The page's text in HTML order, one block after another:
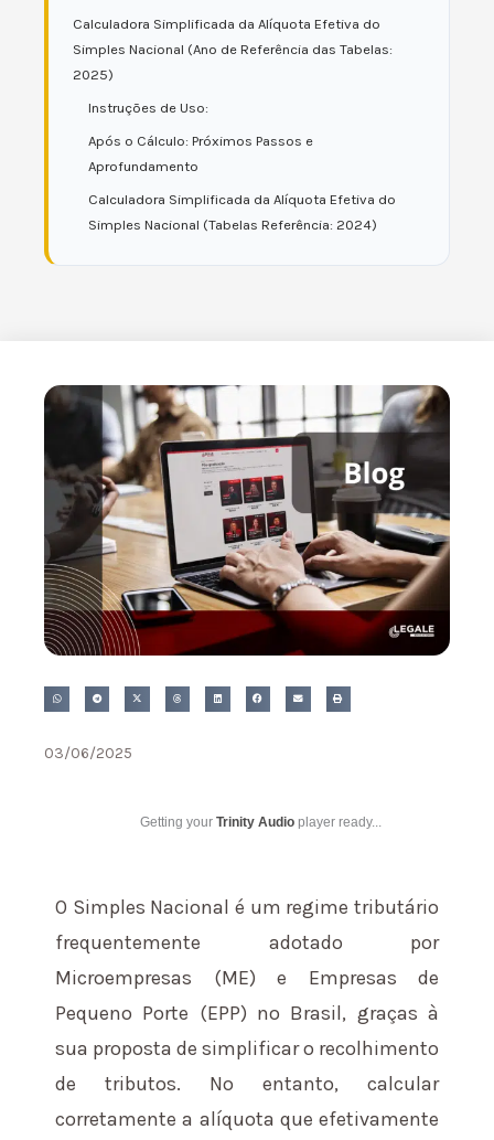
Calculadora Simplificada da Alíquota Efetiva do
Simples Nacional (Ano de Referência das Tabelas:
2025)
Instruções de Uso:
Após o Cálculo: Próximos Passos e
Aprofundamento
Calculadora Simplificada da Alíquota Efetiva do
Simples Nacional (Tabelas Referência: 2024)
03/06/2025
Getting your Trinity Audio player ready...
O Simples Nacional é um regime tributário
frequentemente adotado por
Microempresas (ME) e Empresas de
Pequeno Porte (EPP) no Brasil, graças à
sua proposta de simplificar o recolhimento
de tributos. No entanto, calcular
corretamente a alíquota que efetivamente